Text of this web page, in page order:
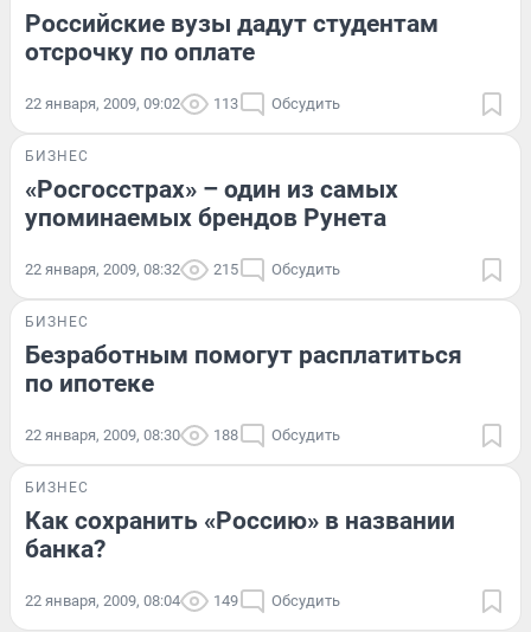
Российские вузы дадут студентам
отсрочку по оплате
22 января, 2009, 09:02 113 Обсудить
БИЗНЕС
«Росгосстрах» – один из самых
упоминаемых брендов Рунета
22 января, 2009, 08:32 215 Обсудить
БИЗНЕС
Безработным помогут расплатиться
по ипотеке
22 января, 2009, 08:30 188 Обсудить
БИЗНЕС
Как сохранить «Россию» в названии
банка?
22 января, 2009, 08:04 149 Обсудить